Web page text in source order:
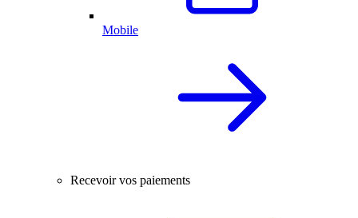
Mobile
Recevoir vos paiements